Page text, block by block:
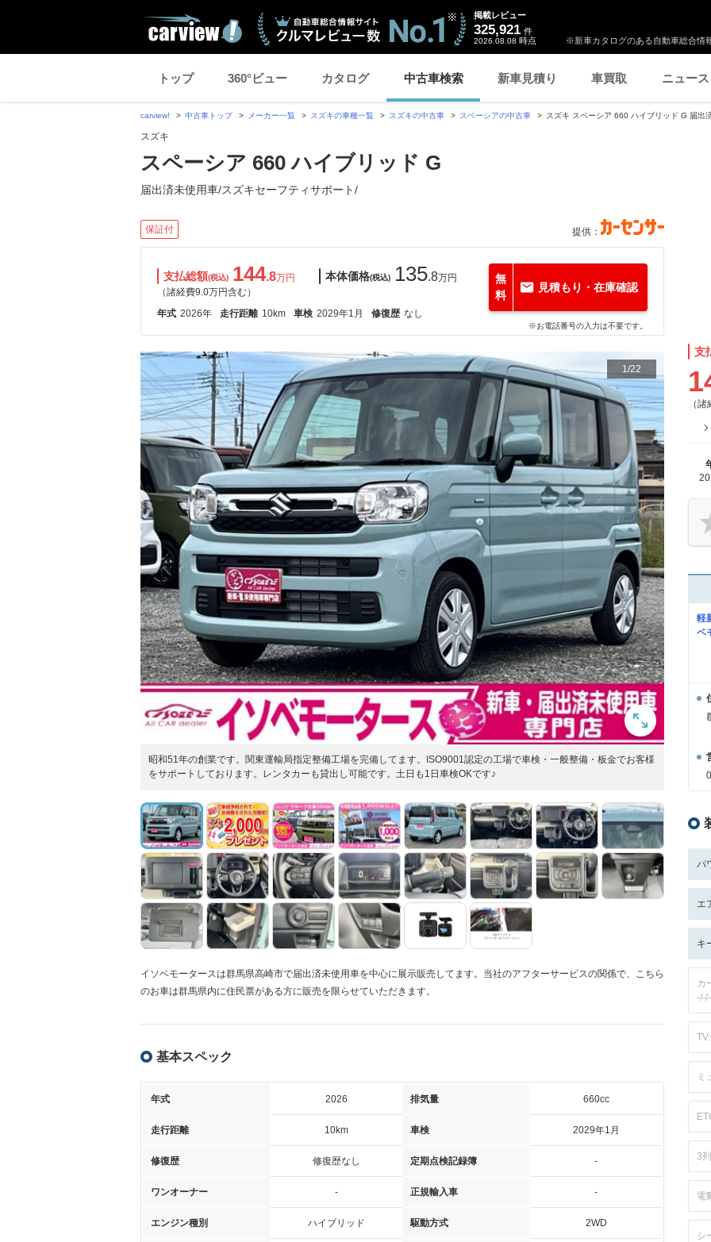
※新車カタログのある自動車総合情
掲載レビュー
325,921 件
2026.08.08 時点
トップ 360°ビュー カタログ 中古車検索 新車見積り 車買取 ニュース
carview! 中古車トップ メーカー一覧 スズキの車種一覧 スズキの中古車 スペーシアの中古車 スズキ スペーシア 660 ハイブリッド G 届出
スズキ
スペーシア 660 ハイブリッド G
届出済未使用車/スズキセーフティサポート/
保証付 提供：
支払総額(税込) 144.8万円
（諸経費9.0万円含む）
本体価格(税込) 135.8万円
年式 2026年 走行距離 10km 車検 2029年1月 修復歴 なし
無
料
見積もり・在庫確認
※お電話番号の入力は不要です。
1/22
昭和51年の創業です。関東運輸局指定整備工場を完備してます。ISO9001認定の工場で車検・一般整備・板金でお客様
をサポートしております。レンタカーも貸出し可能です。土日も1日車検OKです♪
イソベモータースは群馬県高崎市で届出済未使用車を中心に展示販売してます。当社のアフターサービスの関係で、こちら
のお車は群馬県内に住民票がある方に販売を限らせていただきます。
基本スペック
年式 2026 排気量 660cc
走行距離 10km 車検 2029年1月
修復歴 修復歴なし 定期点検記録簿 -
ワンオーナー - 正規輸入車 -
エンジン種別 ハイブリッド 駆動方式 2WD
支
（
軽
ベ
パ
エ
キ
カ
ミ
3
電
シ